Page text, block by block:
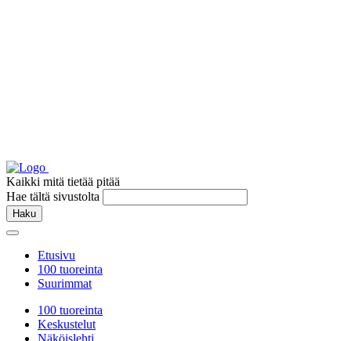
Kaikki mitä tietää pitää
Hae tältä sivustolta
Haku
Etusivu
100 tuoreinta
Suurimmat
100 tuoreinta
Keskustelut
Näköislehti